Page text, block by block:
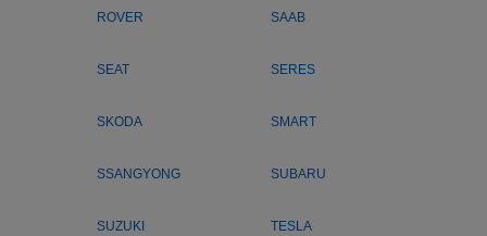
ROVER SAAB
SEAT SERES
SKODA SMART
SSANGYONG SUBARU
SUZUKI TESLA